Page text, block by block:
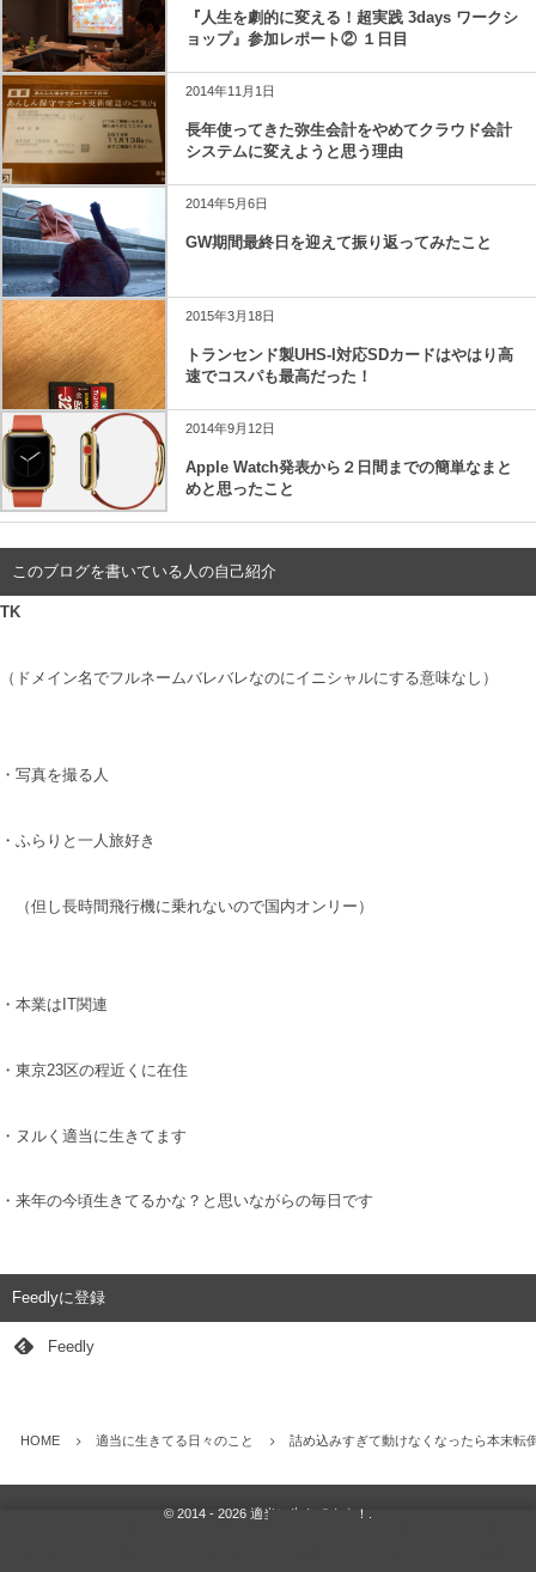
『人生を劇的に変える！超実践 3days ワークシ
ョップ』参加レポート② １日目
2014年11月1日
長年使ってきた弥生会計をやめてクラウド会計
システムに変えようと思う理由
2014年5月6日
GW期間最終日を迎えて振り返ってみたこと
2015年3月18日
トランセンド製UHS-I対応SDカードはやはり高
速でコスパも最高だった！
2014年9月12日
Apple Watch発表から２日間までの簡単なまと
めと思ったこと
このブログを書いている人の自己紹介
TK
（ドメイン名でフルネームバレバレなのにイニシャルにする意味なし）
・写真を撮る人
・ふらりと一人旅好き
（但し長時間飛行機に乗れないので国内オンリー）
・本業はIT関連
・東京23区の程近くに在住
・ヌルく適当に生きてます
・来年の今頃生きてるかな？と思いながらの毎日です
Feedlyに登録
Feedly
HOME 適当に生きてる日々のこと 詰め込みすぎて動けなくなったら本末転
© 2014 - 2026 適当に生きてます！